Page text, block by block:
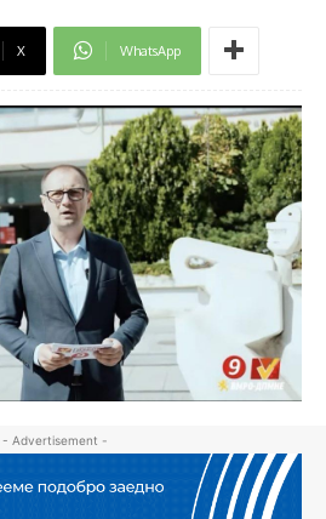
X WhatsApp
- Advertisement -